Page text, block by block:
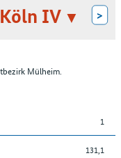
IV >
Mülheim.
1
131,1